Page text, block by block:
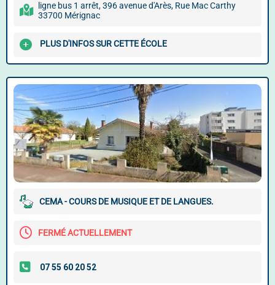
ligne bus 1 arrêt, 396 avenue d'Arès, Rue Mac Carthy
33700 Mérignac
PLUS D'INFOS SUR CETTE ÉCOLE
CEMA - COURS DE MUSIQUE ET DE LANGUES.
FERMÉ ACTUELLEMENT